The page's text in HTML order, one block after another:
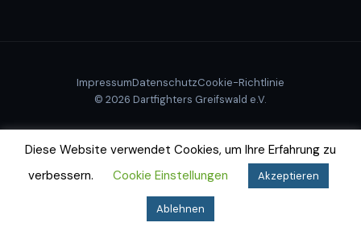
ImpressumDatenschutzCookie-Richtlinie
© 2026 Dartfighters Greifswald e.V.
Diese Website verwendet Cookies, um Ihre Erfahrung zu
verbessern.
Cookie Einstellungen Akzeptieren
Ablehnen